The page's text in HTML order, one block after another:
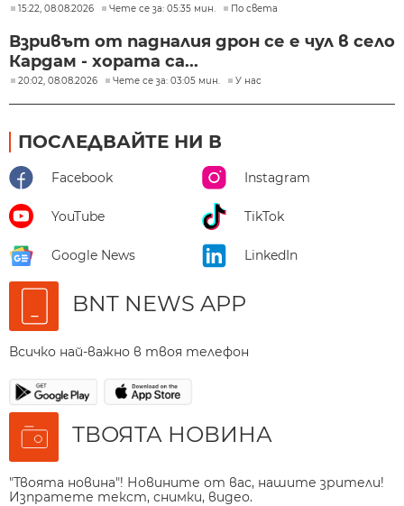
15:22, 08.08.2026 Чете се за: 05:35 мин. По света
Взривът от падналия дрон се е чул в село
Кардам - хората са...
20:02, 08.08.2026 Чете се за: 03:05 мин. У нас
ПОСЛЕДВАЙТЕ НИ В
Facebook Instagram
YouTube TikTok
Google News LinkedIn
BNT NEWS APP
Всичко най-важно в твоя телефон
ТВОЯТА НОВИНА
"Твоята новина"! Новините от вас, нашите зрители!
Изпратете текст, снимки, видео.